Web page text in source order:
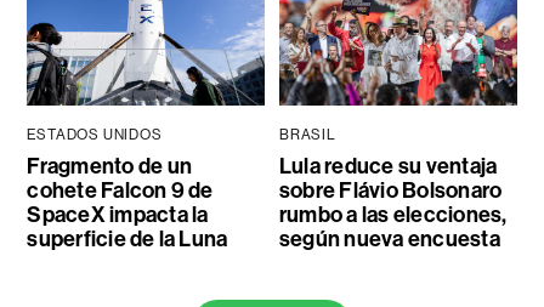
ESTADOS UNIDOS
Fragmento de un
cohete Falcon 9 de
SpaceX impacta la
superficie de la Luna
BRASIL
Lula reduce su ventaja
sobre Flávio Bolsonaro
rumbo a las elecciones,
según nueva encuesta